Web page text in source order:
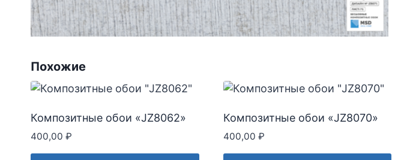
Похожие
Композитные обои «JZ8062»
400,00 ₽
Композитные обои «JZ8070»
400,00 ₽